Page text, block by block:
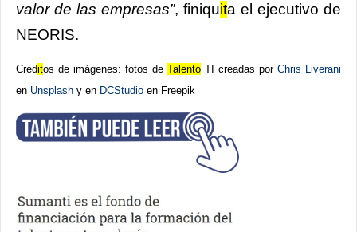
valor de las empresas”, finiquita el ejecutivo de
NEORIS.
Créditos de imágenes: fotos de Talento TI creadas por Chris Liverani
en Unsplash y en DCStudio en Freepik